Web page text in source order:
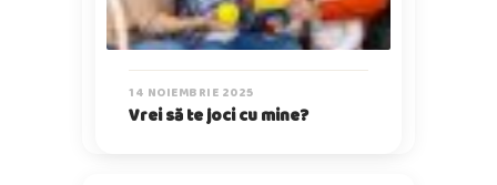
14 NOIEMBRIE 2025
Vrei să te joci cu mine?